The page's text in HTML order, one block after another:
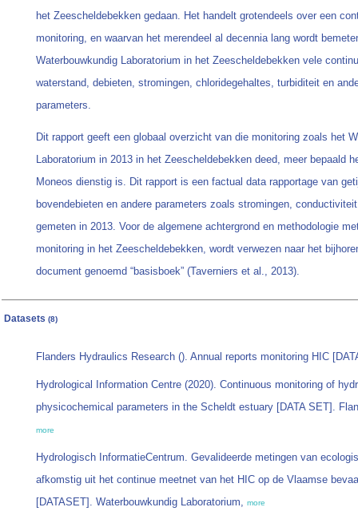
het Zeescheldebekken gedaan. Het handelt grotendeels over een
monitoring, en waarvan het merendeel al decennia lang wordt
Waterbouwkundig Laboratorium in het Zeescheldebekken vele
waterstand, debieten, stromingen, chloridegehaltes, turbiditeit en
parameters.
Dit rapport geeft een globaal overzicht van die monitoring zoals het
Laboratorium in 2013 in het Zeescheldebekken deed, meer bepaald
Moneos dienstig is. Dit rapport is een factual data rapportage van
bovendebieten en andere parameters zoals stromingen,
gemeten in 2013. Voor de algemene achtergrond en methodologie
monitoring in het Zeescheldebekken, wordt verwezen naar het
document genoemd “basisboek” (Taverniers et al., 2013).
Datasets (8)
Flanders Hydraulics Research (). Annual reports monitoring HIC
Hydrological Information Centre (2020). Continuous monitoring of
physicochemical parameters in the Scheldt estuary [DATA SET].
more
Hydrologisch InformatieCentrum. Gevalideerde metingen van
afkomstig uit het continue meetnet van het HIC op de Vlaamse
[DATASET]. Waterbouwkundig Laboratorium, more